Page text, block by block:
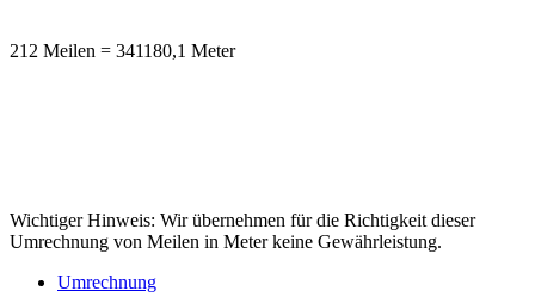
212 Meilen = 341180,1 Meter
Wichtiger Hinweis: Wir übernehmen für die Richtigkeit dieser
Umrechnung von Meilen in Meter keine Gewährleistung.
Umrechnung